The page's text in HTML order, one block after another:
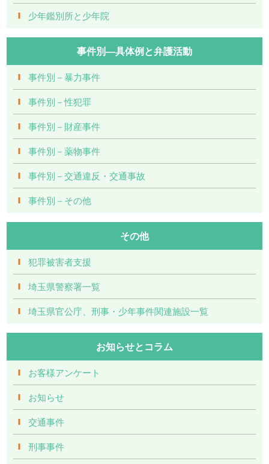
少年鑑別所と少年院
事件別―具体例と弁護活動
事件別－暴力事件
事件別－性犯罪
事件別－財産事件
事件別－薬物事件
事件別－交通違反・交通事故
事件別－その他
その他
犯罪被害者支援
埼玉県警察署一覧
埼玉県官公庁、刑事・少年事件関連施設一覧
お知らせとコラム
お客様アンケート
お知らせ
交通事件
刑事事件